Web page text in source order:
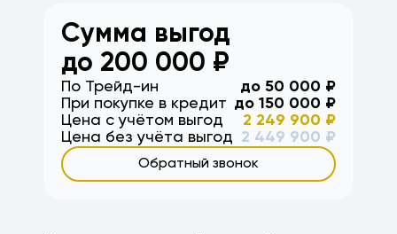
Сумма выгод
до 200 000 ₽
По Трейд-ин до 50 000 ₽
При покупке в кредит до 150 000 ₽
Цена с учётом выгод
2 249 900 ₽
Цена без учёта выгод
2 449 900 ₽
Обратный звонок